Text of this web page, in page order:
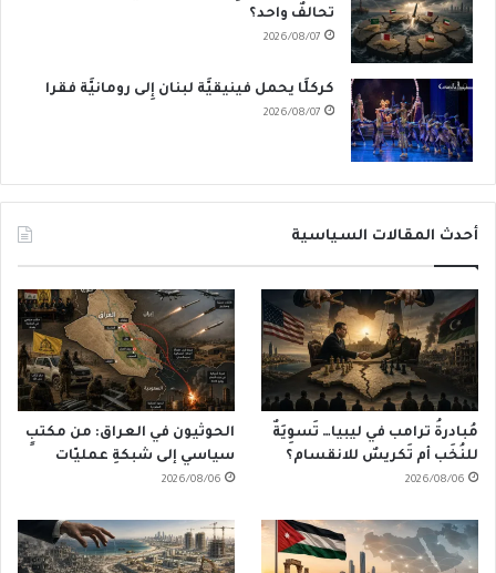
تحالفٌ واحد؟
2026/08/07
كركلَّا يحمل فينيقيَّة لبنان إِلى رومانيَّة فقرا
2026/08/07
أحدث المقالات السياسية
مُبادرةُ ترامب في ليبيا… تَسوِيَةٌ
للنُخَب أم تَكريسٌ للانقسام؟
2026/08/06
الحوثيون في العراق: من مكتبٍ
سياسي إلى شبكةِ عمليّات
2026/08/06